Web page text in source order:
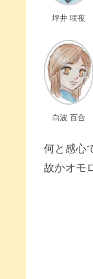
坪井 咲夜
白波 百合
何と感心
故かオモ